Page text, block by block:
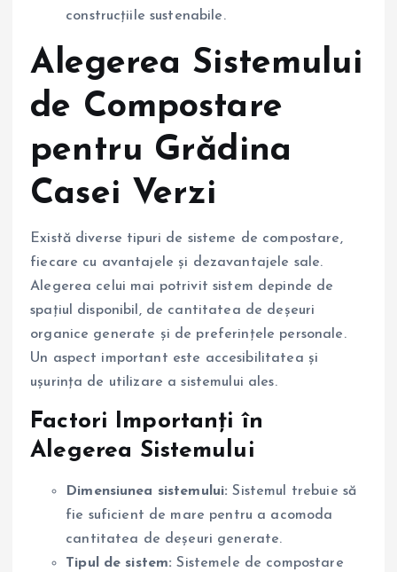
construcțiile sustenabile.
Alegerea Sistemului
de Compostare
pentru Grădina
Casei Verzi
Există diverse tipuri de sisteme de compostare,
fiecare cu avantajele și dezavantajele sale.
Alegerea celui mai potrivit sistem depinde de
spațiul disponibil, de cantitatea de deșeuri
organice generate și de preferințele personale.
Un aspect important este accesibilitatea și
ușurința de utilizare a sistemului ales.
Factori Importanți în
Alegerea Sistemului
Dimensiunea sistemului: Sistemul trebuie să
fie suficient de mare pentru a acomoda
cantitatea de deșeuri generate.
Tipul de sistem: Sistemele de compostare